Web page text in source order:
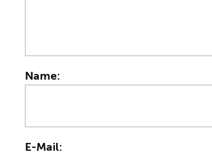
Name:
E-Mail: